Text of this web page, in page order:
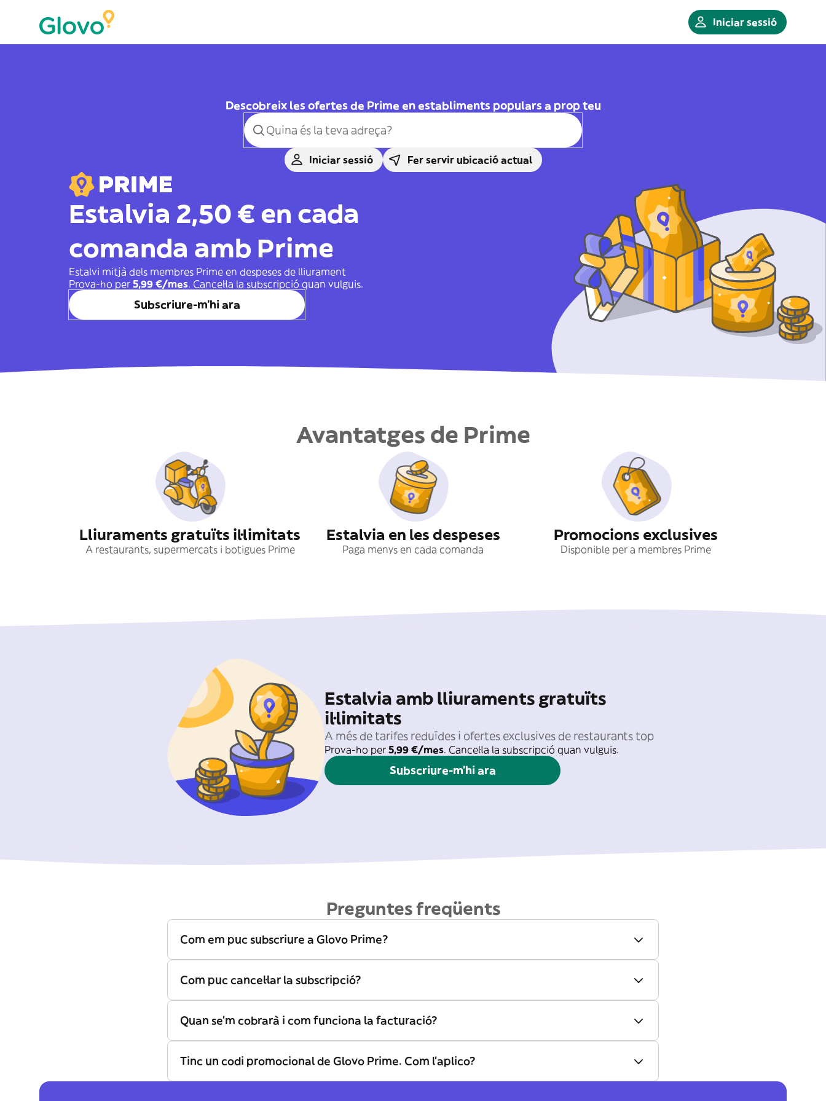
Iniciar sessió
Descobreix les ofertes de Prime en establiments populars a prop teu
Iniciar sessió Fer servir ubicació actual
Estalvia 2,50 € en cada
comanda amb Prime
Estalvi mitjà dels membres Prime en despeses de lliurament
Prova-ho per 5,99 €/mes. Cancel·la la subscripció quan vulguis.
Subscriure-m'hi ara
Avantatges de Prime
Lliuraments gratuïts il·limitats
A restaurants, supermercats i botigues Prime
Estalvia en les despeses
Paga menys en cada comanda
Promocions exclusives
Disponible per a membres Prime
Estalvia amb lliuraments gratuïts
il·limitats
A més de tarifes reduïdes i ofertes exclusives de restaurants top
Prova-ho per 5,99 €/mes. Cancel·la la subscripció quan vulguis.
Subscriure-m'hi ara
Preguntes freqüents
Com em puc subscriure a Glovo Prime?
Com puc cancel·lar la subscripció?
Quan se'm cobrarà i com funciona la facturació?
Tinc un codi promocional de Glovo Prime. Com l'aplico?